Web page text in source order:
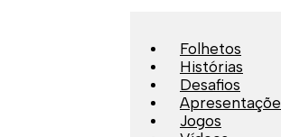
Folhetos
Histórias
Desafios
Jogos